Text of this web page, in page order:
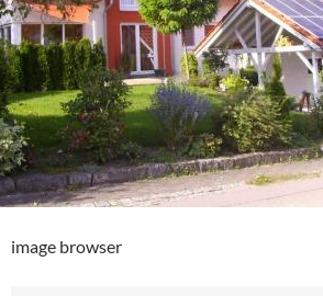
image browser